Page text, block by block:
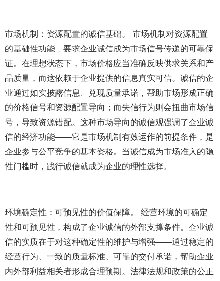
市场机制：资源配置的诚信基础。 市场机制对资源配置
的基础性功能，要求企业诚信成为市场信号传递的可靠保
证。在理想状态下，市场价格应当准确反映供求关系和产
品质量，而这依赖于企业提供的信息真实可信。诚信的企
业通过如实披露信息、兑现质量承诺，帮助市场形成正确
的价格信号和资源配置导向；而失信行为则会扭曲市场信
号，导致资源错配。这种市场导向的诚信观强调了企业诚
信的经济功能——它是市场机制有效运作的前提条件，是
企业参与公平竞争的基本资格。当诚信成为市场准入的隐
性门槛时，践行诚信就成为企业的理性选择。
环境确定性：可预见性的价值保障。 经营环境的可确定
性和可预见性，构成了企业诚信的外部支撑条件。企业诚
信的实质在于对这种确定性的维护与增强——通过稳定的
经营行为、一致的质量标准、可靠的交付承诺，帮助企业
内外部利益相关者形成合理预期。法律法规和政策的公正